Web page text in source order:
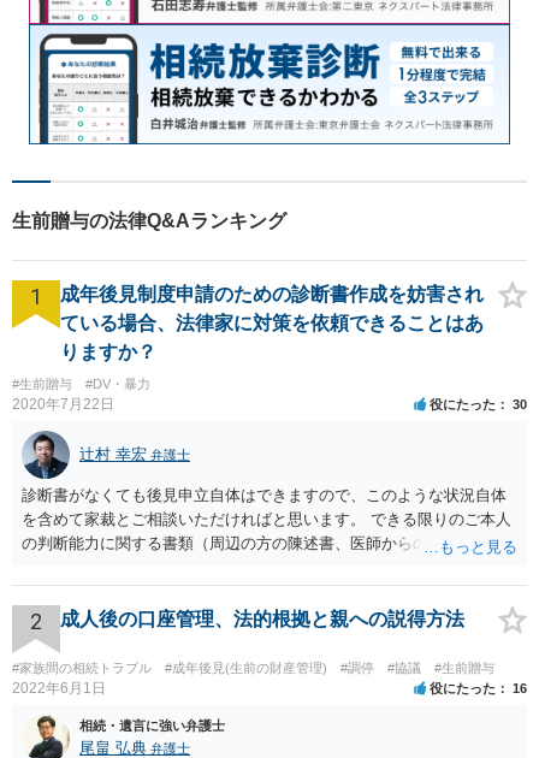
生前贈与の法律Q&Aランキング
1
成年後見制度申請のための診断書作成を妨害され
ている場合、法律家に対策を依頼できることはあ
りますか？
#生前贈与 #DV・暴力
2020年7月22日 役にたった 30
辻村 幸宏 弁護士
診断書がなくても後見申立自体はできますので、このような状況自体
を含めて家裁とご相談いただければと思います。 できる限りのご本人
の判断能力に関する書類（周辺の方の陳述書、医師からの聴取書等）
をしていただければそこから先は進むのではないかと存じます。 ま
た、Aさんの意向を酌みすぎるあまりに後見申立ができない状況にして
いる施設の問題もありますので、当該地域の地域包括支援センターに
ご相談されるのもひとつの方法です。
2 成人後の口座管理、法的根拠と親への説得方法
#家族間の相続トラブル #成年後見(生前の財産管理) #調停 #協議 #生前贈与
2022年6月1日 役にたった 16
相続・遺言に強い弁護士
尾畠 弘典 弁護士